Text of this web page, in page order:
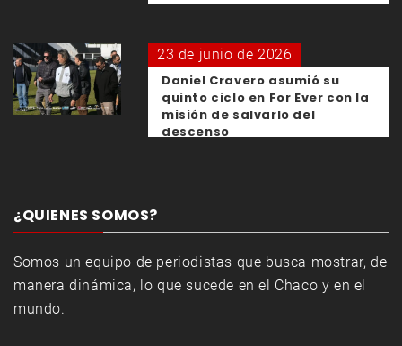
23 de junio de 2026
Daniel Cravero asumió su
quinto ciclo en For Ever con la
misión de salvarlo del
descenso
¿QUIENES SOMOS?
Somos un equipo de periodistas que busca mostrar, de
manera dinámica, lo que sucede en el Chaco y en el
mundo.